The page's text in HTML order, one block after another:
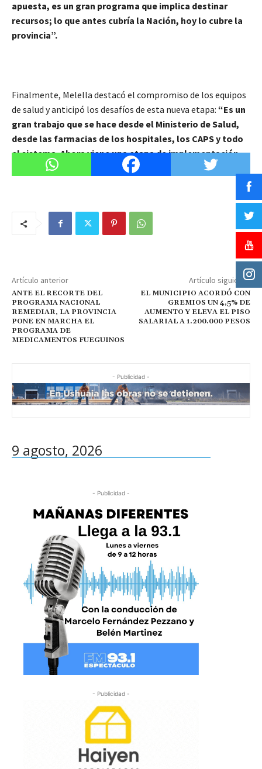
apuesta, es un gran programa que implica destinar
recursos; lo que antes cubría la Nación, hoy lo cubre la
provincia”.
Finalmente, Melella destacó el compromiso de los equipos
de salud y anticipó los desafíos de esta nueva etapa: “Es un
gran trabajo que se hace desde el Ministerio de Salud,
desde las farmacias de los hospitales, los CAPS y todo
el sistema. Ahora viene una etapa de implementación
para poder llegar a cubrir a toda la población”.
Artículo anterior
ANTE EL RECORTE DEL
PROGRAMA NACIONAL
REMEDIAR, LA PROVINCIA
PONE EN MARCHA EL
PROGRAMA DE
MEDICAMENTOS FUEGUINOS
Artículo siguiente
EL MUNICIPIO ACORDÓ CON
GREMIOS UN 4,5% DE
AUMENTO Y ELEVA EL PISO
SALARIAL A 1.200.000 PESOS
- Publicidad -
9 agosto, 2026
- Publicidad -
- Publicidad -